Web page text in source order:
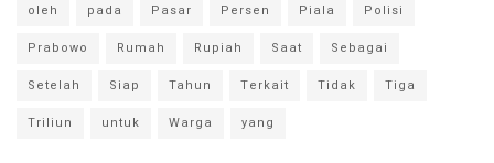
oleh
pada Pasar Persen Piala
Polisi
Prabowo
Rumah Rupiah Saat
Sebagai
Setelah
Siap Tahun Terkait Tidak
Tiga
Triliun
untuk Warga yang